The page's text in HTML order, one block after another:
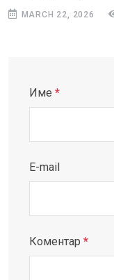
MARCH 22, 2026
Име *
E-mail
Коментар *